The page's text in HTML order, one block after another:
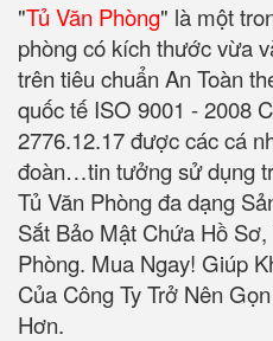
"Tủ Văn Phòng" là một
phòng có kích thước vừa
trên tiêu chuẩn An Toàn
quốc tế ISO 9001 - 2008
2776.12.17 được các cá
đoàn…tin tưởng sử dụng
Tủ Văn Phòng đa dạng
Sắt Bảo Mật Chứa Hồ Sơ,
Phòng. Mua Ngay! Giúp
Của Công Ty Trở Nên
Hơn.